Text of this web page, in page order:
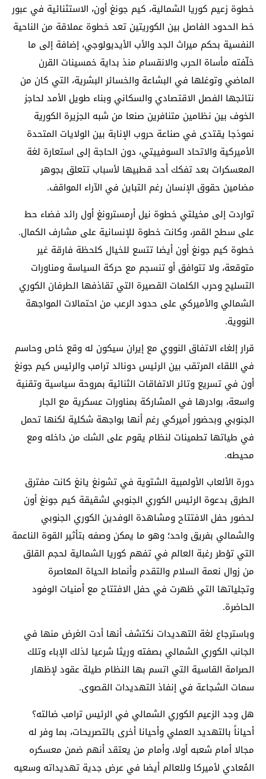
خطوة زعيم كوريا الشمالية، كيم جونغ أون، الاستثنائية في عبور
خط الحدود الفاصل بين الكوريتين تعد خطوة عملاقة من الناحية
النفسية بحكم ميراث الجد والأب الأيديولوجي، إضافة إلى ما
خلّفته مأساة الحرب والانقسام منذ بداية خمسينات القرن
الماضي وتوغلها في البشاعة والخسائر البشرية، التي كان من
نتائجها الفصل الاقتصادي والسكاني وبناء طويل الأمد لحاجز
الخوف بين نظامين متنافرين صنعا من شبه الجزيرة الكورية
نموذجا يقتدى في صناعة حروب الإنابة بين الولايات المتحدة
الأميركية والاتحاد السوفييتي، دون الحاجة إلى استعارة لغة
المعسكرات بعد تفكك أحد قطبيها لأسباب تتعلق بجوهر
مضامين حقوق الإنسان رغم التباين في الآراء المواقف.
تواردت إلى مخيلتي خطوة نيل أرمسترونغ أول رائد فضاء حط
على سطح القمر، وكانت خطوة للإنسانية على مشارف الكمال.
خطوة كيم جونغ أون أيضا تتسع للخيال كلحظة فارقة غير
متوقعة، ولا تتوافق أو تنسجم مع حركة السياسة ومناورات
التسليح وحرب الكلمات القصيرة التي تقاذفها الطرفان الكوري
الشمالي والأميركي على حدود الرعب من احتمالات المواجهة
النووية.
قرار إلغاء الاتفاق النووي مع إيران سيكون له وقع خاص وحاسم
في اللقاء المرتقب بين الرئيس دونالد ترامب والرئيس كيم جونغ
أون في تسريع وتائر الاتفاقات الثنائية بمروحة سياسية وتقنية
واسعة، بوادرها في المشاركة بمناورات عسكرية مع الجار
الجنوبي وبحضور أميركي رغم أنها بواجهة شكلية لكنها تحمل
في طياتها تطمينات لنظام يقوم على الشك من داخله ومع
محيطه.
دورة الألعاب الأولمبية الشتوية في تشونغ يانغ كانت مفترق
الطرق بدعوة الرئيس الكوري الجنوبي لشقيقة كيم جونغ أون
لحضور حفل الافتتاح ومشاهدة الوفدين الكوري الجنوبي
والشمالي بفريق واحد؛ وهو ما يمكن وصفه بتأثير القوة الناعمة
التي تؤطر رغبة العالم في تفهم كوريا الشمالية لحجم القلق
من زوال نعمة السلام والتقدم وأنماط الحياة المعاصرة
وتجلياتها التي ظهرت في حفل الافتتاح مع أمنيات الوفود
الحاضرة.
وباسترجاع لغة التهديدات نكتشف أنها أدت الغرض منها في
الجانب الكوري الشمالي بصفته وريثا شرعيا لذلك الإباء وتلك
الصرامة القاسية التي اتسم بها النظام طيلة عقود لإظهار
سمات الشجاعة في إنفاذ التهديدات القصوى.
هل وجد الزعيم الكوري الشمالي في الرئيس ترامب ضالته؟
أحياناً بالتهديد العملي وأحيانا أخرى بالتصريحات، بما وفر له
مجالا أمام شعبه أولا، وأمام من يعتقد أنهم ضمن معسكره
المُعادي لأميركا وللعالم أيضا في عرض جدية تهديداته وسعيه